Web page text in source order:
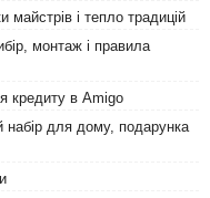
майстрів і тепло традицій
монтаж і правила
кредиту в Amigo
для дому, подарунка